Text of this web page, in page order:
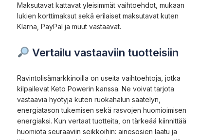
Maksutavat kattavat yleisimmät vaihtoehdot, mukaan
lukien korttimaksut sekä erilaiset maksutavat kuten
Klarna, PayPal ja muut vastaavat.
Vertailu vastaaviin tuotteisiin
Ravintolisämarkkinoilla on useita vaihtoehtoja, jotka
kilpailevat Keto Powerin kanssa. Ne voivat tarjota
vastaavia hyötyjä kuten ruokahalun säätelyn,
energiatason tukemisen sekä rasvojen huomioimisen
energiaksi. Kun vertaat tuotteita, on tärkeää kiinnittää
huomiota seuraaviin seikkoihin: ainesosien laatu ja